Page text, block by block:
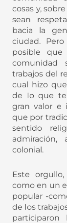
cosas y,
sean
bacia la
ciudad.
posible
comunidad
trabajos del
cual hizo
de Io que
gran valor e
que por
sentido
colonial.
Este
como en un
popular -
de Ios